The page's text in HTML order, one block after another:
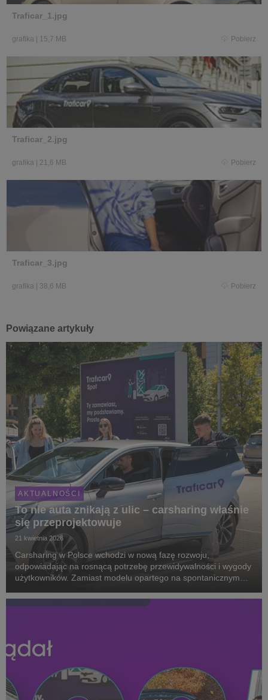
Traficar_1.jpg
grafika 15,7 MB Pobierz
Traficar_2.jpg
grafika 21,6 MB Pobierz
Traficar_3.jpg
grafika 38,6 MB Pobierz
Powiązane artykuły
AKTUALNOŚCI
To nie auta znikają z ulic – carsharing właśnie
się przeprojektowuje
21 kwietnia 2026
Carsharing w Polsce wchodzi w nową fazę rozwoju,
odpowiadając na rosnącą potrzebę przewidywalności i wygody
użytkowników. Zamiast modelu opartego na spontanicznym
stałe punkty wynajmu, które zapewniają dostępność sam...